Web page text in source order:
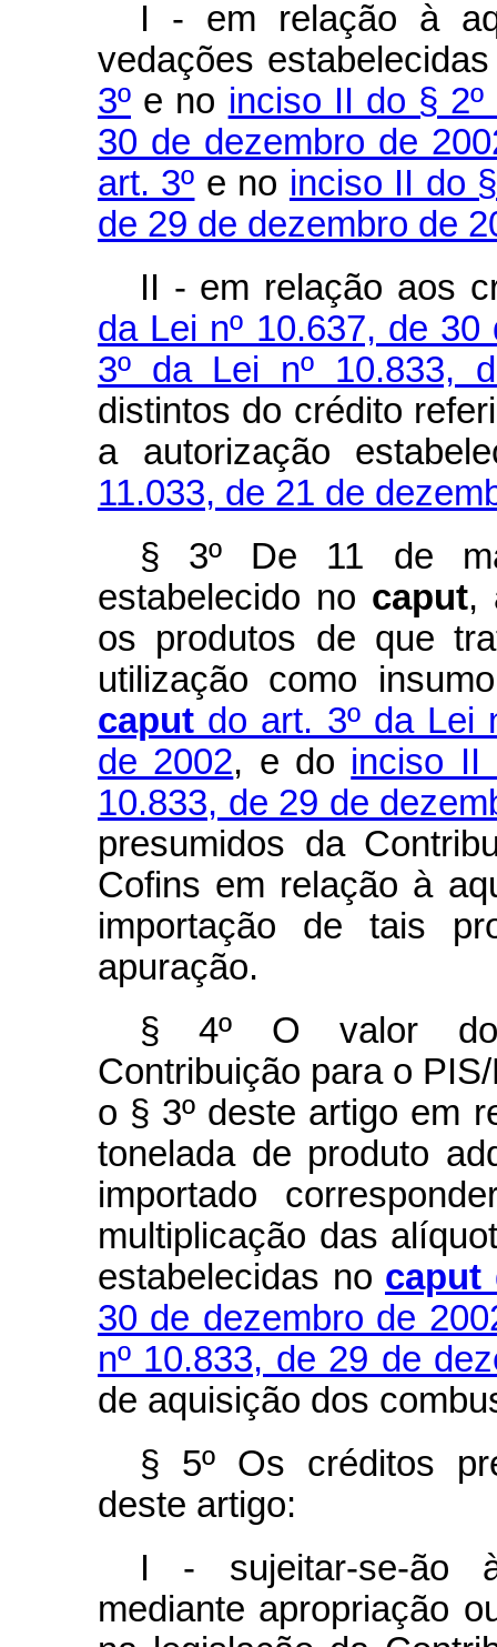
I - em relação à
vedações
3º e no inciso II do §
30 de dezembro de
art. 3º e no inciso II do
de 29 de dezembro de
II - em relação aos
da Lei nº 10.637, de
3º da Lei nº 10.833,
distintos do crédito
a autorização
11.033, de 21 de
§ 3º De 11 de
estabelecido no caput,
os produtos de que
utilização como
caput do art. 3º da Lei
de 2002, e do inciso
10.833, de 29 de
presumidos da
Cofins em relação à
importação de tais
apuração.
§ 4º O valor
Contribuição para o
o § 3º deste artigo em
tonelada de produto
importado
multiplicação das
estabelecidas no caput
30 de dezembro de
nº 10.833, de 29 de
de aquisição dos
§ 5º Os créditos
deste artigo:
I - sujeitar-se-ão
mediante apropriação